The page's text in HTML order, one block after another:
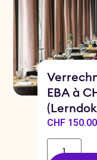
EBA à
CHF150.00